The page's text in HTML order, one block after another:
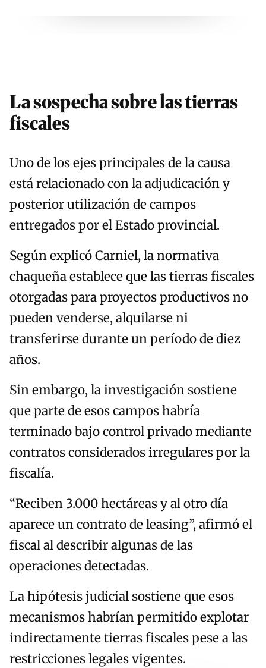
La sospecha sobre las tierras
fiscales
Uno de los ejes principales de la causa
está relacionado con la adjudicación y
posterior utilización de campos
entregados por el Estado provincial.
Según explicó Carniel, la normativa
chaqueña establece que las tierras fiscales
otorgadas para proyectos productivos no
pueden venderse, alquilarse ni
transferirse durante un período de diez
años.
Sin embargo, la investigación sostiene
que parte de esos campos habría
terminado bajo control privado mediante
contratos considerados irregulares por la
fiscalía.
“Reciben 3.000 hectáreas y al otro día
aparece un contrato de leasing”, afirmó el
fiscal al describir algunas de las
operaciones detectadas.
La hipótesis judicial sostiene que esos
mecanismos habrían permitido explotar
indirectamente tierras fiscales pese a las
restricciones legales vigentes.